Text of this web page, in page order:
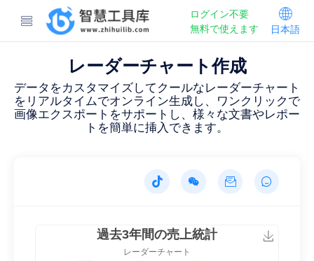
ログイン不要
無料で使えます
日本語
レーダーチャート作成
データをカスタマイズしてクールなレーダーチャート
をリアルタイムでオンライン生成し、ワンクリックで
画像エクスポートをサポートし、様々な文書やレポー
トを簡単に挿入できます。